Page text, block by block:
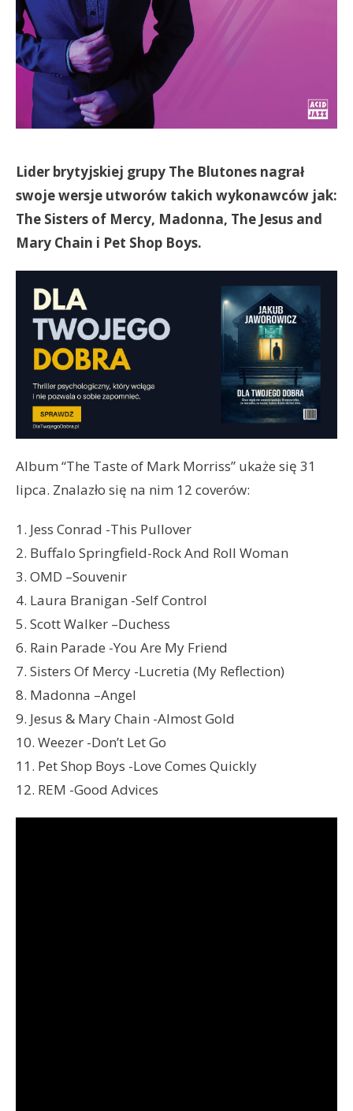
Lider brytyjskiej grupy The Blutones nagrał
swoje wersje utworów takich wykonawców jak:
The Sisters of Mercy, Madonna, The Jesus and
Mary Chain i Pet Shop Boys.
Album “The Taste of Mark Morriss” ukaże się 31
lipca. Znalazło się na nim 12 coverów:
1. Jess Conrad -This Pullover
2. Buffalo Springfield-Rock And Roll Woman
3. OMD –Souvenir
4. Laura Branigan -Self Control
5. Scott Walker –Duchess
6. Rain Parade -You Are My Friend
7. Sisters Of Mercy -Lucretia (My Reflection)
8. Madonna –Angel
9. Jesus & Mary Chain -Almost Gold
10. Weezer -Don’t Let Go
11. Pet Shop Boys -Love Comes Quickly
12. REM -Good Advices